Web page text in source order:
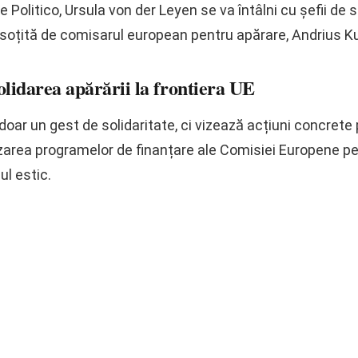
Ursula von der Leyen se va întâlni cu șefii de
de comisarul european pentru apărare, Andrius
apărării la frontiera UE
un gest de solidaritate, ci vizează acțiuni
programelor de finanțare ale Comisiei Europene
estic.